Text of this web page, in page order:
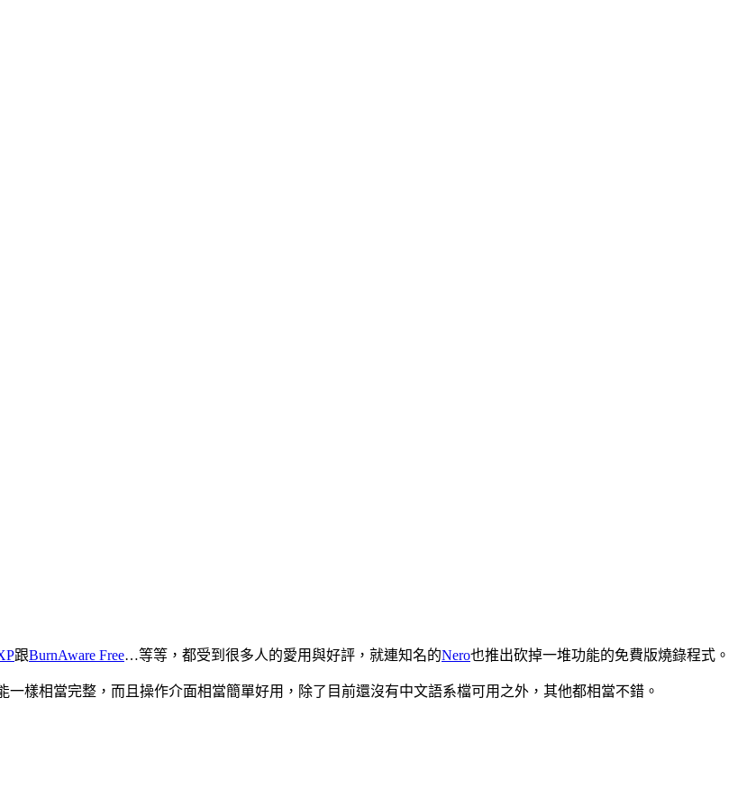
跟BurnAware Free…等等，都受到很多人的愛用與好評，就連知名的Nero也推出砍掉一堆功能的免費版燒錄程式。
一樣相當完整，而且操作介面相當簡單好用，除了目前還沒有中文語系檔可用之外，其他都相當不錯。